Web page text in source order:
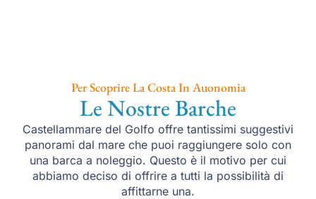
Per Scoprire La Costa In Auonomia
Le Nostre Barche
Castellammare del Golfo offre tantissimi suggestivi
panorami dal mare che puoi raggiungere solo con
una barca a noleggio. Questo è il motivo per cui
abbiamo deciso di offrire a tutti la possibilità di
affittarne una.